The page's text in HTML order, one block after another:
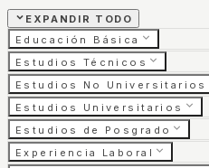
EXPANDIR TODO
Educación Básica
Estudios Técnicos
Estudios No Universitarios
Estudios Universitarios
Estudios de Posgrado
Experiencia Laboral